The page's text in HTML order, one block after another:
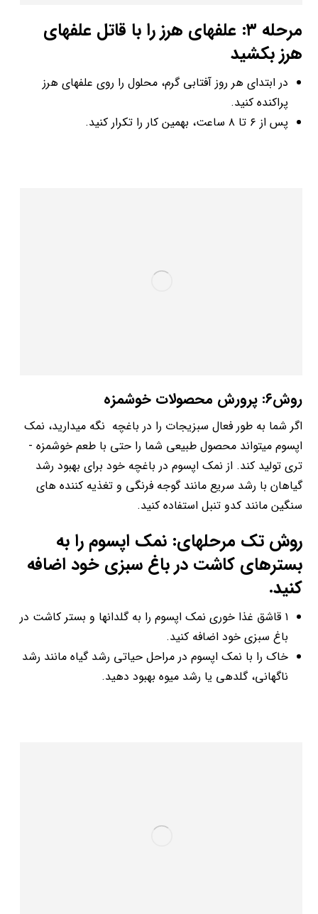
مرحله ۳: علف­های هرز را با قاتل علف­های
هرز بکشید
در ابتدای هر روز آفتابی گرم، محلول را روی علف­های هرز
پراکنده کنید.
پس از ۶ تا ۸ ساعت، بهمین کار را تکرار کنید.
روش۶: پرورش محصولات خوشمزه
اگر شما به طور فعال سبزیجات را در باغچه نگه می­دارید، نمک
اپسوم می­تواند محصول طبیعی شما را حتی با طعم خوشمزه ­
تری تولید کند. از نمک اپسوم در باغچه خود برای بهبود رشد
گیاهان با رشد سریع مانند گوجه ­فرنگی و تغذیه کننده­ های
سنگین مانند کدو تنبل استفاده کنید.
روش تک مرحله­ای: نمک اپسوم را به
بسترهای کاشت در باغ سبزی خود اضافه
کنید.
۱ قاشق غذا خوری نمک اپسوم را به گلدان­ها و بستر کاشت در
باغ سبزی خود اضافه کنید.
خاک را با نمک اپسوم در مراحل حیاتی رشد گیاه مانند رشد
ناگهانی، گلدهی یا رشد میوه بهبود دهید.